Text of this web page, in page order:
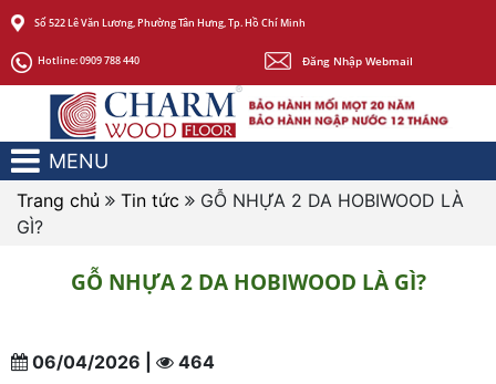
Số 522 Lê Văn Lương, Phường Tân Hưng, Tp. Hồ Chí Minh
Hotline:0909 788 440 Đăng Nhập Webmail
MENU
Trang chủ Tin tức
GỖ NHỰA 2 DA HOBIWOOD LÀ
GÌ?
GỖ NHỰA 2 DA HOBIWOOD LÀ GÌ?
06/04/2026 | 464